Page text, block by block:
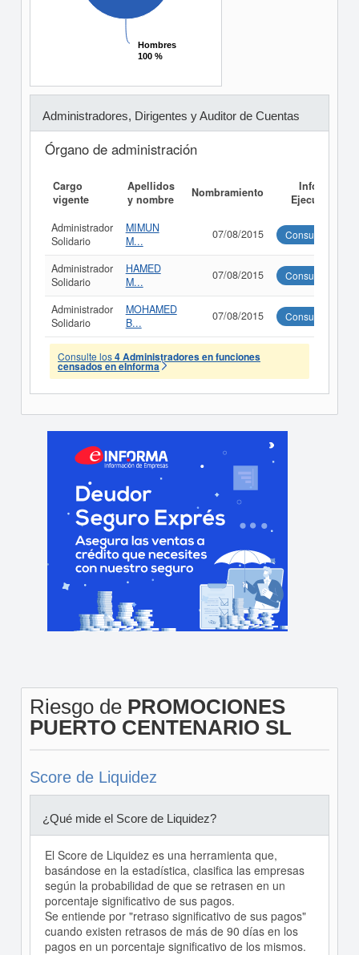
Hombres
100 %
Hombres
100 %
Administradores, Dirigentes y Auditor de Cuentas
Órgano de administración
Cargo
vigente
Apellidos
y nombre
Nombramiento
Informe
Ejecutivo
Administrador
Solidario
MIMUN
M...
07/08/2015 Consultar
Administrador
Solidario
HAMED
M...
07/08/2015 Consultar
Administrador
Solidario
MOHAMED
B...
07/08/2015 Consultar
Consulte los4 Administradores en funciones
censados en eInforma
Riesgo de PROMOCIONES
PUERTO CENTENARIO SL
Score de Liquidez
¿Qué mide el Score de Liquidez?
El Score de Liquidez es una herramienta que,
basándose en la estadística, clasifica las empresas
según la probabilidad de que se retrasen en un
porcentaje significativo de sus pagos.
Se entiende por "retraso significativo de sus pagos"
cuando existen retrasos de más de 90 días en los
pagos en un porcentaje significativo de los mismos.